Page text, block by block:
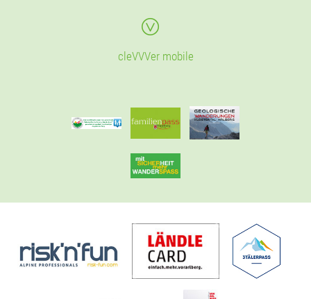
cleVVVer mobile